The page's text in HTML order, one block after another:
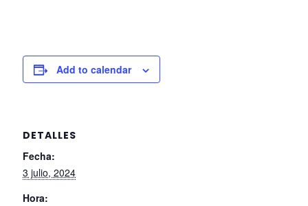
Add to calendar
DETALLES
Fecha:
3 julio, 2024
Hora: